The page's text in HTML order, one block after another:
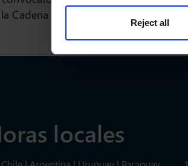
Reject all
Cadena de Suministro.
locales